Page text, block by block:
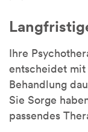
Ihre
entscheidet mit
Behandlung
Sie Sorge
passendes